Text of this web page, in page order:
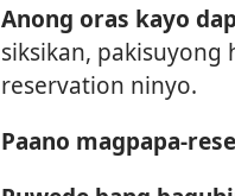
Anong oras kayo
siksikan,
reservation ninyo.
Paano magpapa-